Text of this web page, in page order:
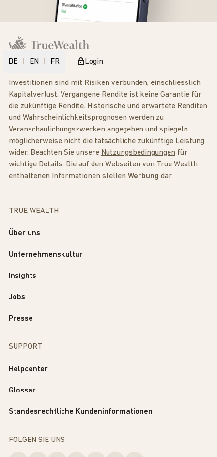
DE EN FR Login
Investitionen sind mit Risiken verbunden, einschliesslich
Kapitalverlust. Vergangene Rendite ist keine Garantie für
die zukünftige Rendite. Historische und erwartete Renditen
und Wahrscheinlichkeitsprognosen werden zu
Veranschaulichungszwecken angegeben und spiegeln
möglicherweise nicht die tatsächliche zukünftige Leistung
wider. Beachten Sie unsere Nutzungsbedingungen für
wichtige Details. Die auf den Webseiten von True Wealth
enthaltenen Informationen stellen Werbung dar.
TRUE WEALTH
Über uns
Unternehmenskultur
Insights
Jobs
Presse
SUPPORT
Helpcenter
Glossar
Standesrechtliche Kundeninformationen
FOLGEN SIE UNS